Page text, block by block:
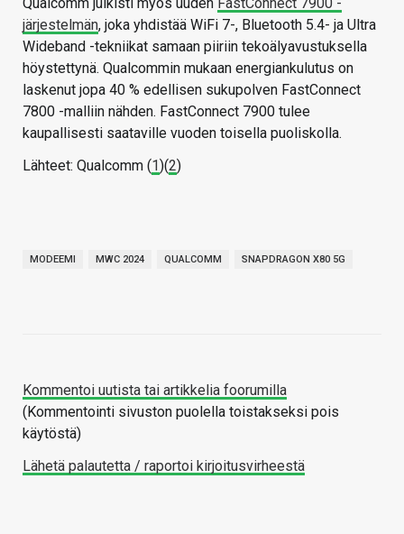
järjestelmän, joka yhdistää WiFi 7-, Bluetooth 5.4- ja Ultra
Wideband -tekniikat samaan piiriin tekoälyavustuksella
höystettynä. Qualcommin mukaan energiankulutus on
laskenut jopa 40 % edellisen sukupolven FastConnect
7800 -malliin nähden. FastConnect 7900 tulee
kaupallisesti saataville vuoden toisella puoliskolla.
Lähteet: Qualcomm (1)(2)
MODEEMI MWC 2024 QUALCOMM SNAPDRAGON X80 5G
Kommentoi uutista tai artikkelia foorumilla
(Kommentointi sivuston puolella toistakseksi pois
käytöstä)
Lähetä palautetta / raportoi kirjoitusvirheestä